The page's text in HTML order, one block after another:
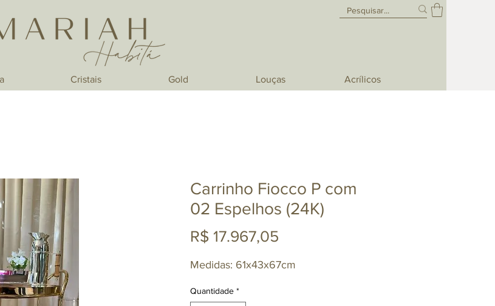
Cristais Gold Louças Acrílicos
Carrinho Fiocco P com
02 Espelhos (24K)
R$ 17.967,05
Medidas: 61x43x67cm
Quantidade *